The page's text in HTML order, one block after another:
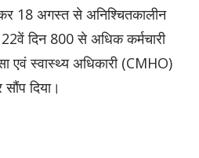
18 अगस्त से अनिश्चितकालीन
दिन 800 से अधिक कर्मचारी
एवं स्वास्थ्य अधिकारी (CMHO)
दिया।